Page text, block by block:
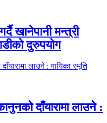
खानेपानी मन्त्री
दुरुपयोग
दाँयारामा लाउने :